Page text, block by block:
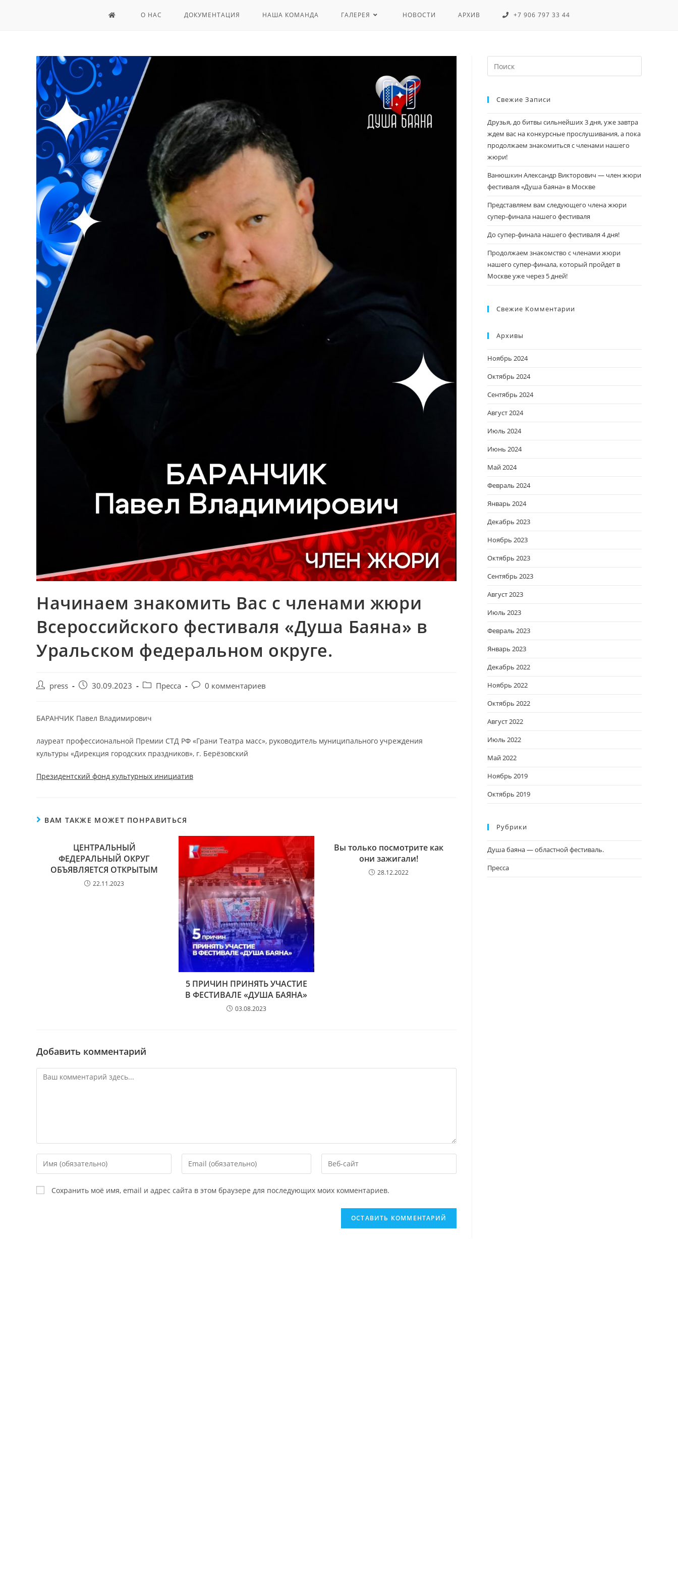
О НАС ДОКУМЕНТАЦИЯ НАША КОМАНДА ГАЛЕРЕЯ НОВОСТИ АРХИВ +7 906 797 33 44
Начинаем знакомить Вас с членами жюри
Всероссийского фестиваля «Душа Баяна» в
Уральском федеральном округе.
press 30.09.2023 Пресса 0 комментариев
БАРАНЧИК Павел Владимирович
лауреат профессиональной Премии СТД РФ «Грани Театра масс», руководитель муниципального учреждения
культуры «Дирекция городских праздников», г. Берёзовский
Президентский фонд культурных инициатив
ВАМ ТАКЖЕ МОЖЕТ ПОНРАВИТЬСЯ
ЦЕНТРАЛЬНЫЙ
ФЕДЕРАЛЬНЫЙ ОКРУГ
ОБЪЯВЛЯЕТСЯ ОТКРЫТЫМ
22.11.2023
5 ПРИЧИН ПРИНЯТЬ УЧАСТИЕ
В ФЕСТИВАЛЕ «ДУША БАЯНА»
03.08.2023
Вы только посмотрите как
они зажигали!
28.12.2022
Добавить комментарий
Сохранить моё имя, email и адрес сайта в этом браузере для последующих моих комментариев.
Свежие Записи
Друзья, до битвы сильнейших 3 дня, уже завтра
ждем вас на конкурсные прослушивания, а пока
продолжаем знакомиться с членами нашего
жюри!
Ванюшкин Александр Викторович — член жюри
фестиваля «Душа баяна» в Москве
Представляем вам следующего члена жюри
супер-финала нашего фестиваля
До супер-финала нашего фестиваля 4 дня!
Продолжаем знакомство с членами жюри
нашего супер-финала, который пройдет в
Москве уже через 5 дней!
Свежие Комментарии
Архивы
Ноябрь 2024
Октябрь 2024
Сентябрь 2024
Август 2024
Июль 2024
Июнь 2024
Май 2024
Февраль 2024
Январь 2024
Декабрь 2023
Ноябрь 2023
Октябрь 2023
Сентябрь 2023
Август 2023
Июль 2023
Февраль 2023
Январь 2023
Декабрь 2022
Ноябрь 2022
Октябрь 2022
Август 2022
Июль 2022
Май 2022
Ноябрь 2019
Октябрь 2019
Рубрики
Душа баяна — областной фестиваль.
Пресса